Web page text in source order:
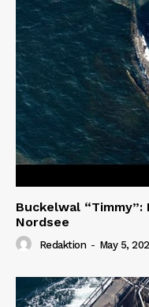
Buckelwal
Nordsee
Redaktion - May 5,